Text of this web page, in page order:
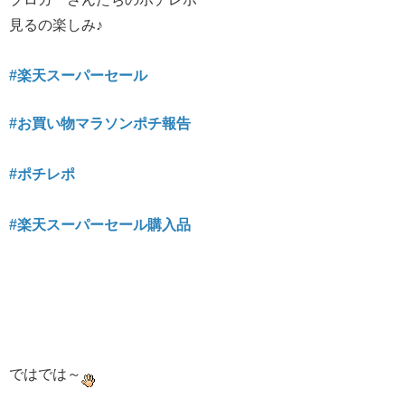
見るの楽しみ♪
#楽天スーパーセール
#お買い物マラソンポチ報告
#ポチレポ
#楽天スーパーセール購入品
ではでは～